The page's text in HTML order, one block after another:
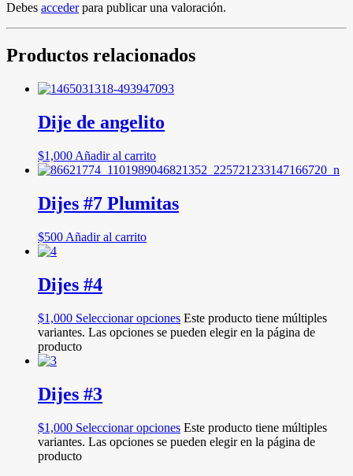
Debes accederpara publicar una valoración.
Productos relacionados
Dije de angelito
$1,000 Añadir al carrito
Dijes #7 Plumitas
$500 Añadir al carrito
Dijes #4
$1,000 Seleccionar opciones Este producto tiene múltiples
variantes. Las opciones se pueden elegir en la página de
producto
Dijes #3
$1,000 Seleccionar opciones Este producto tiene múltiples
variantes. Las opciones se pueden elegir en la página de
producto